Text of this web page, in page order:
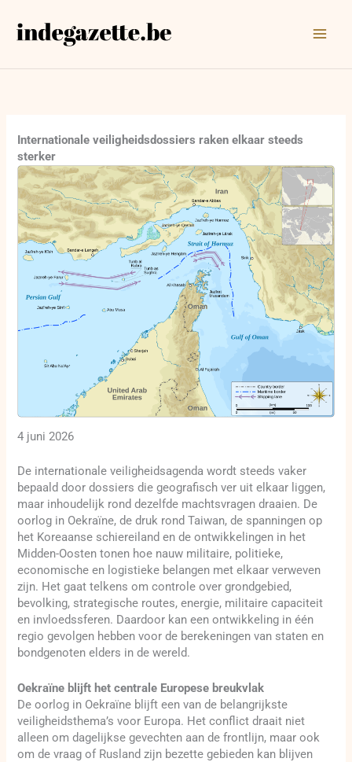
naar
Internationale veiligheidsdossiers raken elkaar steeds
sterker
4 juni 2026
De internationale veiligheidsagenda wordt steeds vaker
bepaald door dossiers die geografisch ver uit elkaar liggen,
maar inhoudelijk rond dezelfde machtsvragen draaien. De
oorlog in Oekraïne, de druk rond Taiwan, de spanningen op
het Koreaanse schiereiland en de ontwikkelingen in het
Midden-Oosten tonen hoe nauw militaire, politieke,
economische en logistieke belangen met elkaar verweven
zijn. Het gaat telkens om controle over grondgebied,
bevolking, strategische routes, energie, militaire capaciteit
en invloedssferen. Daardoor kan een ontwikkeling in één
regio gevolgen hebben voor de berekeningen van staten en
bondgenoten elders in de wereld.
Oekraïne blijft het centrale Europese breukvlak
De oorlog in Oekraïne blijft een van de belangrijkste
veiligheidsthema’s voor Europa. Het conflict draait niet
alleen om dagelijkse gevechten aan de frontlijn, maar ook
om de vraag of Rusland zijn bezette gebieden kan blijven